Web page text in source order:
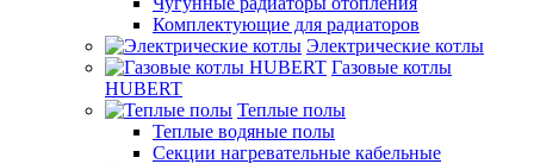
Комплектующие для радиаторов
Электрические котлы
Газовые котлы
HUBERT
Теплые полы
Теплые водяные полы
Секции нагревательные кабельные